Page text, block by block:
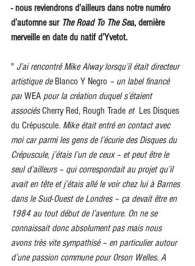
- nous reviendrons d’ailleurs dans notre numéro
d’automne sur The Road To The Sea, dernière
merveille en date du natif d’Yvetot.
" J’ai rencontré Mike Alway lorsqu’il était directeur
artistique de Blanco Y Negro – un label financé
par WEA pour la création duquel s’étaient
associés Cherry Red, Rough Trade et Les Disques
du Crépuscule. Mike était entré en contact avec
moi car parmi les gens de l’écurie des Disques du
Crépuscule, j’étais l’un de ceux – et peut être le
seul d’ailleurs – qui correspondait au projet qu’il
avait en tête et j’étais allé le voir chez lui à Barnes
dans le Sud-Ouest de Londres – ça devait être en
1984 au tout début de l’aventure. On ne se
connaissait donc absolument pas mais nous
avons très vite sympathisé – en particulier autour
d’une passion commune pour Orson Welles. A